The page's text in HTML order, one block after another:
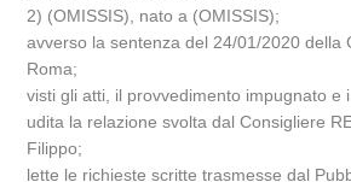
2) (OMISSIS), nato a (OMISSIS);
avverso la sentenza del 24/01/2020 della
Roma;
visti gli atti, il provvedimento impugnato e
udita la relazione svolta dal Consigliere
Filippo;
lette le richieste scritte trasmesse dal